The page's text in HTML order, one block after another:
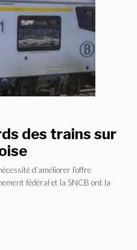
des trains sur
d’améliorer l’offre
fédéral et la SNCB ont la